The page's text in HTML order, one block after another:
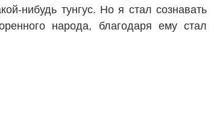
нибудь тунгус. Но я стал сознавать
народа, благодаря ему стал